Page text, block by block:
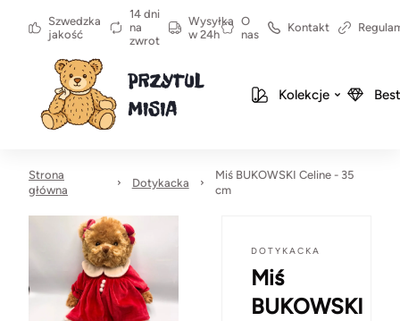
Szwedzka
jakość
14 dni
na
zwrot
Wysyłka
w 24h
O
nas
Kontakt
Kolekcje
Strona
główna
Dotykacka
Miś BUKOWSKI Celine - 35
cm
DOTYKACKA
Miś
BUKOWSKI